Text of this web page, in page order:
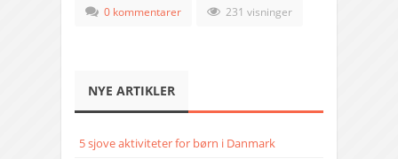
0 kommentarer 231 visninger
NYE ARTIKLER
5 sjove aktiviteter for børn i Danmark